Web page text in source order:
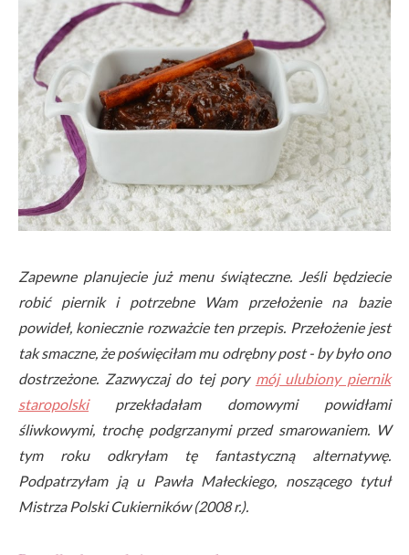
Zapewne planujecie już menu świąteczne. Jeśli będziecie
robić piernik i potrzebne Wam przełożenie na bazie
powideł, koniecznie rozważcie ten przepis. Przełożenie jest
tak smaczne, że poświęciłam mu odrębny post - by było ono
dostrzeżone. Zazwyczaj do tej pory mój ulubiony piernik
staropolskiprzekładałam domowymi powidłami
śliwkowymi, trochę podgrzanymi przed smarowaniem. W
tym roku odkryłam tę fantastyczną alternatywę.
Podpatrzyłam ją u Pawła Małeckiego, noszącego tytuł
Mistrza Polski Cukierników (2008 r.).